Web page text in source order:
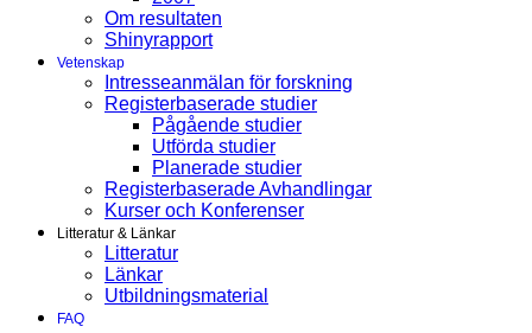
Om resultaten
Shinyrapport
Vetenskap
Intresseanmälan för forskning
Registerbaserade studier
Pågående studier
Utförda studier
Planerade studier
Registerbaserade Avhandlingar
Kurser och Konferenser
Litteratur & Länkar
Litteratur
Länkar
Utbildningsmaterial
FAQ